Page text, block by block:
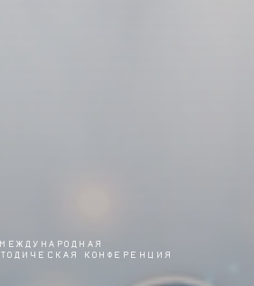
МЕЖДУНАРОДНАЯ
КОНФЕРЕНЦИЯ